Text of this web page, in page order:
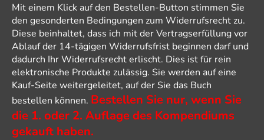
Mit einem Klick auf den Bestellen-Button stimmen Sie
den gesonderten Bedingungen zum Widerrufsrecht zu.
Diese beinhaltet, dass ich mit der Vertragserfüllung vor
Ablauf der 14-tägigen Widerrufsfrist beginnen darf und
dadurch Ihr Widerrufsrecht erlischt. Dies ist für rein
elektronische Produkte zulässig. Sie werden auf eine
Kauf-Seite weitergeleitet, auf der Sie das Buch
bestellen können. Bestellen Sie nur, wenn Sie
die 1. oder 2. Auflage des Kompendiums
gekauft haben.